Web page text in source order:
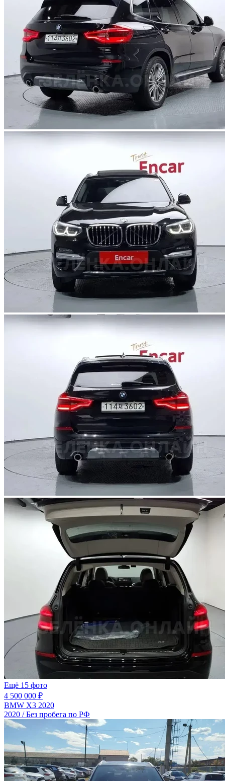
Ещё 15 фото
4 500 000 ₽
BMW X3 2020
2020 / Без пробега по РФ